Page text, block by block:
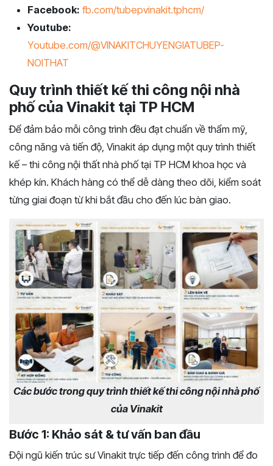
Facebook: fb.com/tubepvinakit.tphcm/
Youtube:
Youtube.com/@VINAKITCHUYENGIATUBEP-
NOITHAT
Quy trình thiết kế thi công nội nhà
phố của Vinakit tại TP HCM
Để đảm bảo mỗi công trình đều đạt chuẩn về thẩm mỹ,
công năng và tiến độ, Vinakit áp dụng một quy trình thiết
kế – thi công nội thất nhà phố tại TP HCM khoa học và
khép kín. Khách hàng có thể dễ dàng theo dõi, kiểm soát
từng giai đoạn từ khi bắt đầu cho đến lúc bàn giao.
Các bước trong quy trình thiết kế thi công nội nhà phố
của Vinakit
Bước 1: Khảo sát & tư vấn ban đầu
Đội ngũ kiến trúc sư Vinakit trực tiếp đến công trình để đo